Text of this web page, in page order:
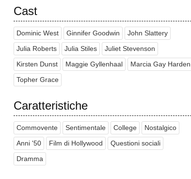
Cast
Dominic West Ginnifer Goodwin John Slattery
Julia Roberts Julia Stiles Juliet Stevenson
Kirsten Dunst Maggie Gyllenhaal Marcia Gay Harden
Topher Grace
Caratteristiche
Commovente Sentimentale College Nostalgico
Anni '50 Film di Hollywood Questioni sociali
Dramma